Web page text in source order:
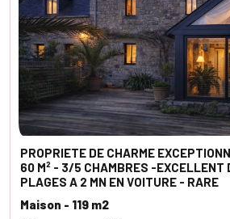
PROPRIETE DE CHARME
60 M² - 3/5 CHAMBRES -EXCELLENT
PLAGES A 2 MN EN VOITURE - RARE
Maison - 119 m2